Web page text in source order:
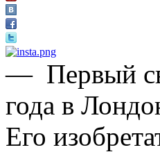
— Первый
года в
Его